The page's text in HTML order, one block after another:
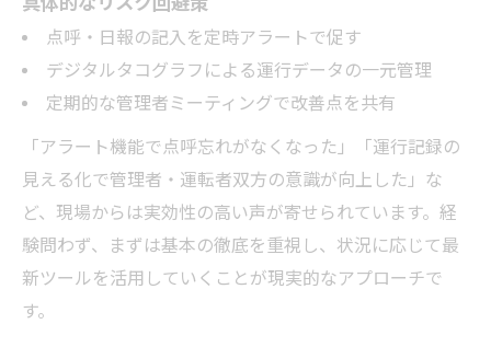
点呼・日報の記入を定時アラートで促す
デジタルタコグラフによる運行データの一元管理
定期的な管理者ミーティングで改善点を共有
「アラート機能で点呼忘れがなくなった」「運行記録の
見える化で管理者・運転者双方の意識が向上した」な
ど、現場からは実効性の高い声が寄せられています。経
験問わず、まずは基本の徹底を重視し、状況に応じて最
新ツールを活用していくことが現実的なアプローチで
す。